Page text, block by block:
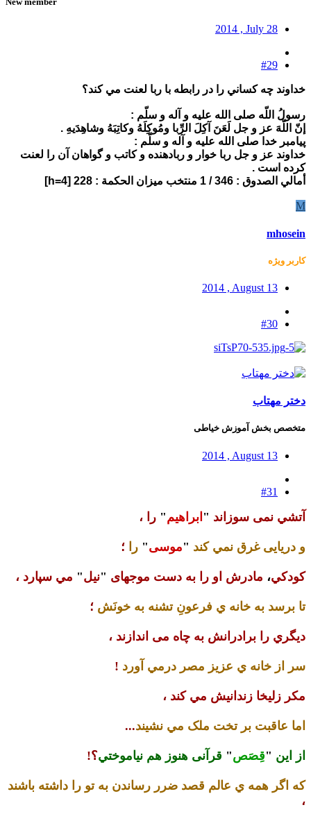
2014 , July 28
#29
خداوند چه كساني را در رابطه با ربا لعنت مي كند؟
رسولُ اللّه صلى‏ الله ‏عليه و ‏آله و سلّم :
إنّ اللّه‏َ عز و جل لَعَنَ آكِلَ الرِّبا ومُوكِلَهُ وكاتِبَهُ وشاهِدَيهِ .
پيامبر خدا صلى‏ الله ‏عليه و ‏آله و سلّم :
خداوند عز و جل ربا خوار و ربادهنده و كاتب و گواهان آن را لعنت
كرده است .
أمالي الصدوق : 346 / 1 منتخب ميزان الحكمة : 228 [h=4]
M
mhosein
کاربر ويژه
2014 , August 13
#30
دختر مهتاب
متخصص بخش آموزش خیاطی
2014 , August 13
#31
آتشي نمى سوزاند "ابراهيم"را ،
و دريايى غرق نمي کند "موسى "را ؛
کودکي ،مادرش او را به دست موجهاى "نيل "مي سپارد،
تا برسد به خانه ي فرعونِ تشنه به خونَش ؛
ديگري را برادرانش به چاه مى اندازند،
سر از خانه ي عزيز مصر درمي آورد!
مکر زليخا زندانيش مي کند،
اما عاقبت بر تخت ملک مي نشيند...
از اين "قِصَص "قرآنى هنوز هم نياموختي ؟!
که اگر همه ي عالم قصد ضرر رساندن به تو را داشته باشند
،